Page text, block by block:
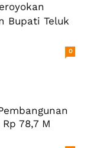
Bupati Teluk
0
78,7 M